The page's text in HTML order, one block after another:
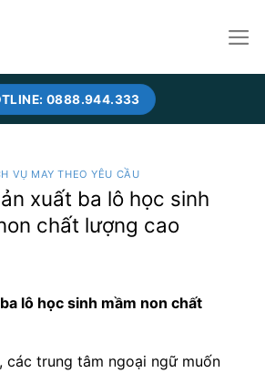
0888.944.333
VỤ MAY THEO YÊU CẦU
xuất ba lô học sinh
chất lượng cao
lô học sinh mầm non chất
các trung tâm ngoại ngữ muốn